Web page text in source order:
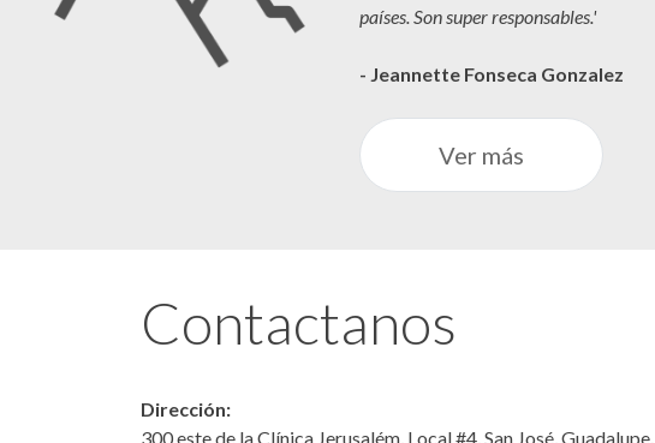
países. Son super responsables.'
- Jeannette Fonseca Gonzalez
Ver más
Contactanos
Dirección:
300 este de la Clínica Jerusalém, Local #4, San José, Guadalupe.